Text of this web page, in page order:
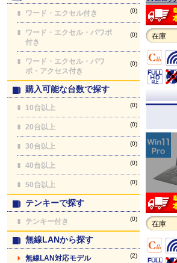
ワード・エクセル付き (0)
ワード・エクセル・パワポ
付き
(0)
ワード・エクセル・パワ
ポ・アクセス付き
(0)
購入可能な台数で探す
10台以上 (0)
20台以上 (0)
30台以上 (0)
40台以上 (0)
50台以上 (0)
テンキーで探す
テンキー付き (0)
無線LANから探す
無線LAN対応モデル (2)
在庫
在庫